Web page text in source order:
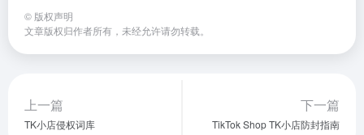
© 版权声明
文章版权归作者所有，未经允许请勿转载。
上一篇
TK小店侵权词库
下一篇
TikTok Shop TK小店防封指南